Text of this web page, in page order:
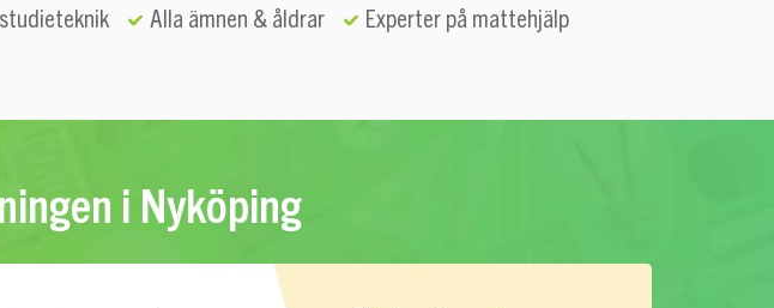
Alla ämnen & åldrar Experter på mattehjälp
i Nyköping